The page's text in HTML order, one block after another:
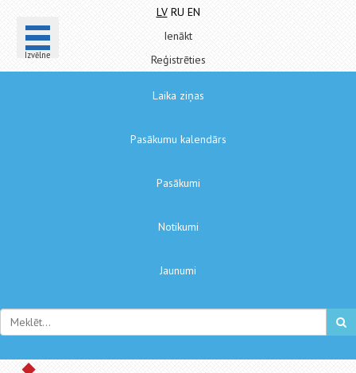
Izvēlne
LV RU EN
Ienākt
Reģistrēties
Laika ziņas
Pasākumu kalendārs
Pasākumi
Notikumi
Jaunumi